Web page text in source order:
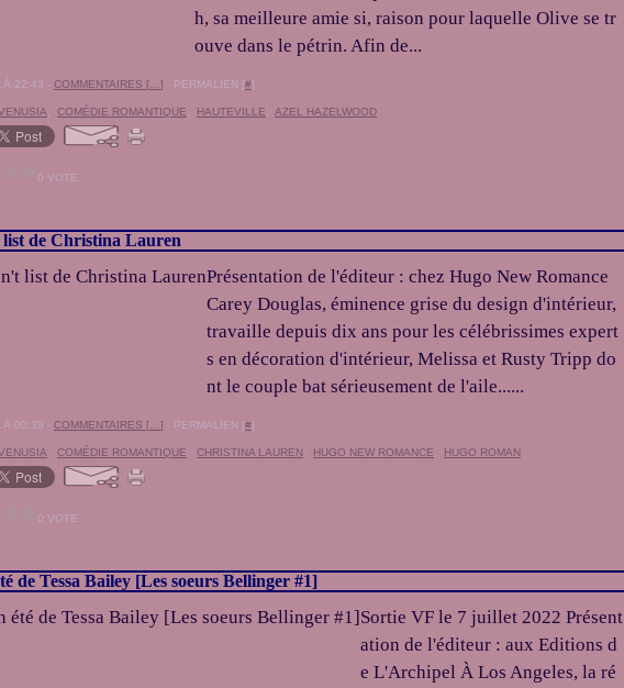
h, sa meilleure amie si, raison pour laquelle Olive se tr
ouve dans le pétrin. Afin de...
À 22:43 - COMMENTAIRES [ ] - PERMALIEN [#]
COMÉDIE ROMANTIQUE HAUTEVILLE AZEL HAZELWOOD
0 VOTE
de Christina Lauren
Présentation de l'éditeur : chez Hugo New Romance
Carey Douglas, éminence grise du design d'intérieur,
travaille depuis dix ans pour les célébrissimes expert
s en décoration d'intérieur, Melissa et Rusty Tripp do
nt le couple bat sérieusement de l'aile......
À 00:39 - COMMENTAIRES [ ] - PERMALIEN [#]
COMÉDIE ROMANTIQUE CHRISTINA LAUREN HUGO NEW ROMANCE HUGO ROMAN
0 VOTE
de Tessa Bailey [Les soeurs Bellinger #1]
Sortie VF le 7 juillet 2022 Présent
ation de l'éditeur : aux Editions d
e L'Archipel À Los Angeles, la ré